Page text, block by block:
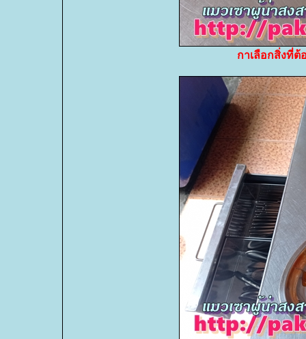
กาเลือกสิ่งที่ต้